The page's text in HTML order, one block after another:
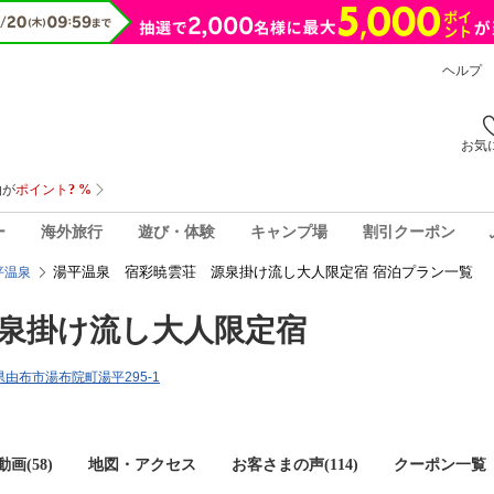
ヘルプ
お気
海外旅行 遊び・体験 キャンプ場 割引クーポン
温泉 湯平温泉 宿彩暁雲荘 源泉掛け流し大人限定宿 宿泊プラン一覧
け流し大人限定宿
布市湯布院町湯平295-1
画(58) 地図・アクセス お客さまの声(114) クーポン一覧